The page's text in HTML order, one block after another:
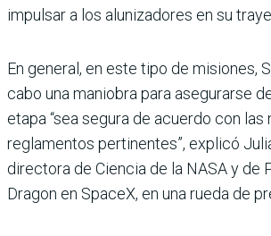
impulsar a los alunizadores en su
En general, en este tipo de misiones,
cabo una maniobra para asegurarse
etapa “sea segura de acuerdo con las
reglamentos pertinentes”, explicó
directora de Ciencia de la NASA y de
Dragon en SpaceX, en una rueda de